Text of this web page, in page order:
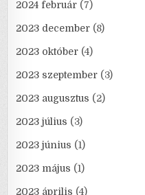
2024 február (7)
2023 december (8)
2023 október (4)
2023 szeptember (3)
2023 augusztus (2)
2023 július (3)
2023 június (1)
2023 május (1)
2023 április (4)